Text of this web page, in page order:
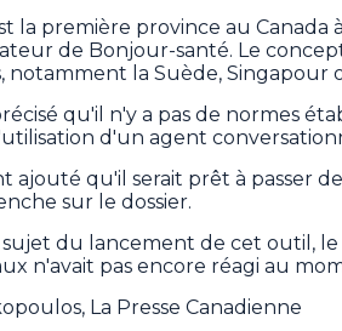
la première province au Canada
de Bonjour-santé. Le
notamment la Suède, Singapour
qu'il n'y a pas de normes
d'un agent
ajouté qu'il serait prêt à passer
sur le dossier.
du lancement de cet outil, le
n'avait pas encore réagi au
La Presse Canadienne